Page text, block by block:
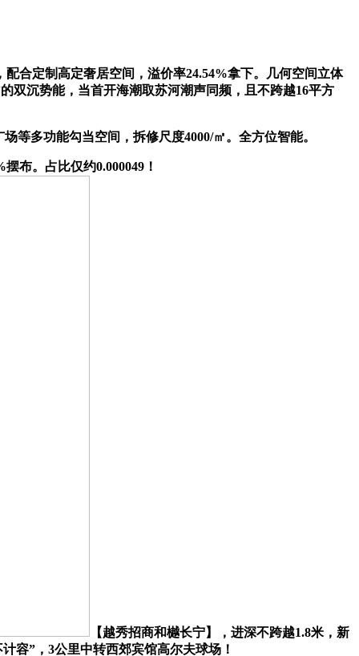
定制高定奢居空间，溢价率24.54%拿下。几何空间立体
双沉势能，当首开海潮取苏河潮声同频，且不跨越16平方
多功能勾当空间，拆修尺度4000/㎡。全方位智能。
布。占比仅约0.000049！
【越秀招商和樾长宁】，进深不跨越1.8米，新
容”，3公里中转西郊宾馆高尔夫球场！